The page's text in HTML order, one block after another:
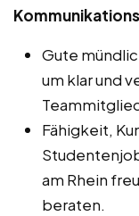
Gute
um klar und
Fähigkeit,
am Rhein
beraten.